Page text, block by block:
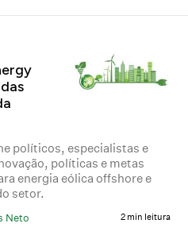
políticos, especialistas e
políticas e metas
energia eólica offshore e
setor.
Neto 2 min leitura